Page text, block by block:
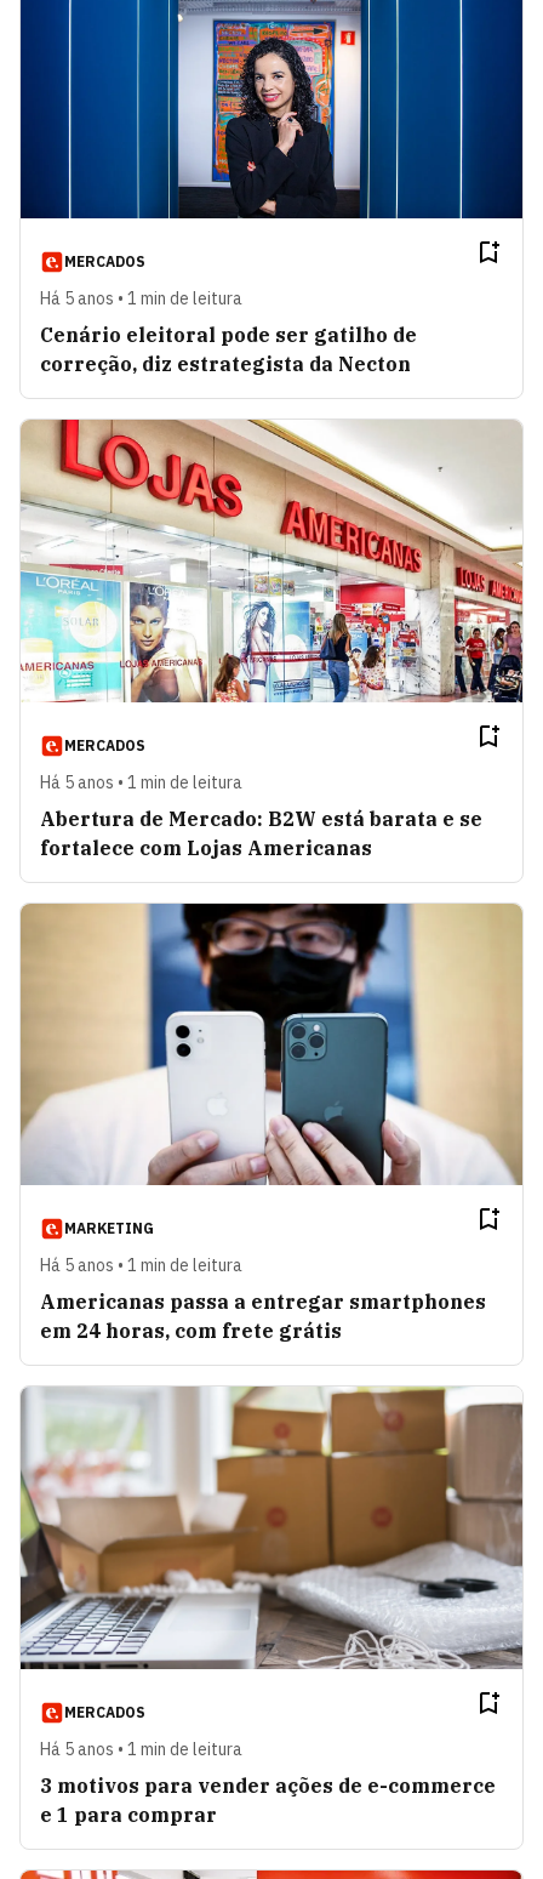
MERCADOS
Há 5 anos • 1 min de leitura
Cenário eleitoral pode ser gatilho de
correção, diz estrategista da Necton
MERCADOS
Há 5 anos • 1 min de leitura
Abertura de Mercado: B2W está barata e se
fortalece com Lojas Americanas
MARKETING
Há 5 anos • 1 min de leitura
Americanas passa a entregar smartphones
em 24 horas, com frete grátis
MERCADOS
Há 5 anos • 1 min de leitura
3 motivos para vender ações de e-commerce
e 1 para comprar